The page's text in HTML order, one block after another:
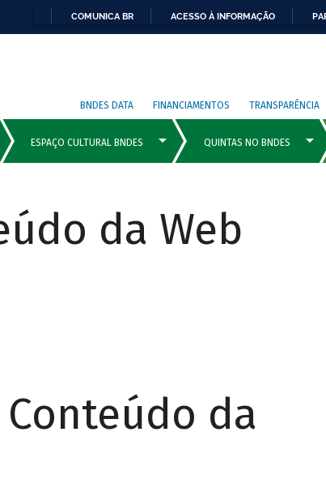
COMUNICA BR ACESSO À INFORMAÇÃO
BNDES DATA FINANCIAMENTOS TRANSPARÊNCIA
da Web
da